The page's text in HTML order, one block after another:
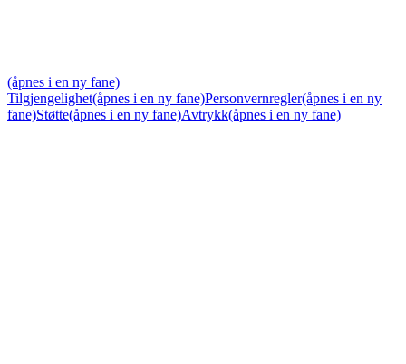
(åpnes i en ny fane)
Tilgjengelighet(åpnes i en ny fane)Personvernregler(åpnes i en ny
fane)Støtte(åpnes i en ny fane)Avtrykk(åpnes i en ny fane)